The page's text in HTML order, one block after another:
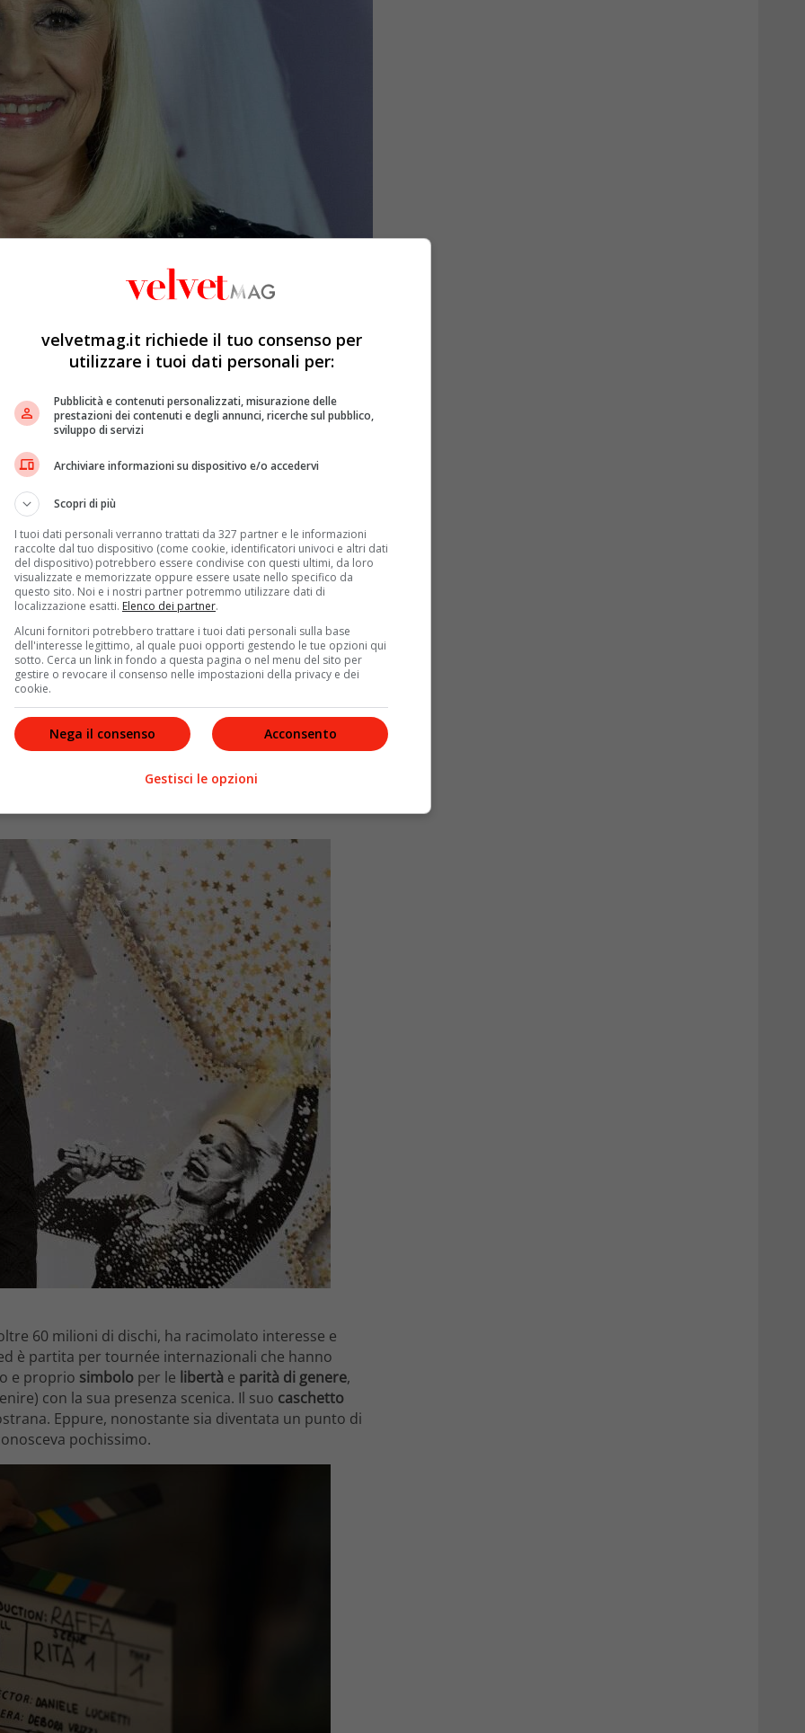
2021. È trascorso più di un anno da quella tragica
sul grande bagaglio lasciato dalla conduttrice.
ispirato la nuovadocuserie, disponibile in esclusiva
ma quando esce?
su Disney+
di soddisfazioni e conquiste di Raffaella Carrà, un
intera. Definita un’icona pop in tutto il mondo, la
di un anno e poco più dalla sua scomparsa, una
. Scritta daCristiana Farina
il fenomeno Carrà: chi si nasconde dietro
60 milioni di dischi, ha racimolato interesse e
è partita per tournée internazionali che hanno
e proprio simbolo per le libertà e parità di genere,
con la sua presenza scenica. Il suo caschetto
Eppure, nonostante sia diventata un punto di
pochissimo.
velvetmag.it richiede il tuo consenso per
utilizzare i tuoi dati personali per:
Pubblicità e contenuti personalizzati, misurazione delle
prestazioni dei contenuti e degli annunci, ricerche sul pubblico,
sviluppo di servizi
Archiviare informazioni su dispositivo e/o accedervi
Scopri di più
I tuoi dati personali verranno trattati da 327 partner e le informazioni
raccolte dal tuo dispositivo (come cookie, identificatori univoci e altri dati
del dispositivo) potrebbero essere condivise con questi ultimi, da loro
visualizzate e memorizzate oppure essere usate nello specifico da
questo sito. Noi e i nostri partner potremmo utilizzare dati di
localizzazione esatti. Elenco dei partner.
Alcuni fornitori potrebbero trattare i tuoi dati personali sulla base
dell'interesse legittimo, al quale puoi opporti gestendo le tue opzioni qui
sotto. Cerca un link in fondo a questa pagina o nel menu del sito per
gestire o revocare il consenso nelle impostazioni della privacy e dei
cookie.
Acconsento
Nega il consenso
Gestisci le opzioni